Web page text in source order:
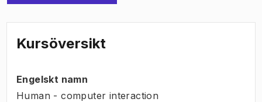
Kursöversikt
Engelskt namn
Human - computer interaction